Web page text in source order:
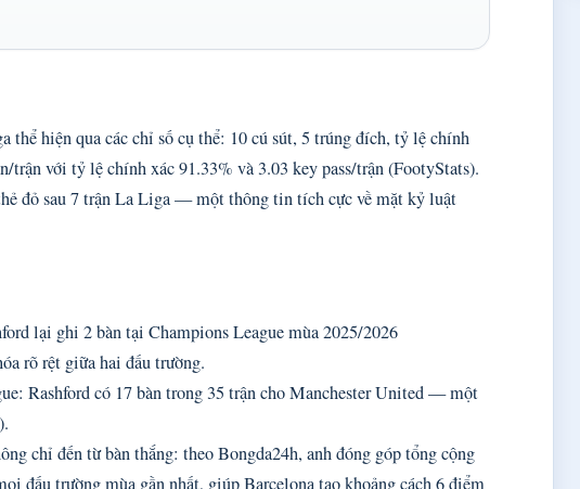
thể hiện qua các chỉ số cụ thể: 10 cú sút, 5 trúng đích, tỷ lệ chính
trận với tỷ lệ chính xác 91.33% và 3.03 key pass/trận (FootyStats).
đỏ sau 7 trận La Liga — một thông tin tích cực về mặt kỷ luật
lại ghi 2 bàn tại Champions League mùa 2025/2026
rõ rệt giữa hai đấu trường.
Rashford có 17 bàn trong 35 trận cho Manchester United — một
chỉ đến từ bàn thắng: theo Bongda24h, anh đóng góp tổng cộng
đấu trường mùa gần nhất, giúp Barcelona tạo khoảng cách 6 điểm